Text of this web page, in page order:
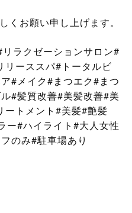
くお願い申し上げます。
ラクゼーションサロン#
リーススパ#トータルビ
#メイク#まつエク#まつ
#髪質改善#美髪改善#美
ートメント#美髪#艶髪
ー#ハイライト#大人女性
のみ#駐車場あり